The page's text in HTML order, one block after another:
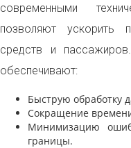
современными
позволяют ускорить
средств и
обеспечивают:
Быструю обработку
Сокращение
Минимизацию
границы.